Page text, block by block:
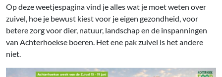
Op deze weetjespagina vind je alles wat je moet weten over
zuivel, hoe je bewust kiest voor je eigen gezondheid, voor
betere zorg voor dier, natuur, landschap en de inspanningen
van Achterhoekse boeren. Het ene pak zuivel is het andere
niet.